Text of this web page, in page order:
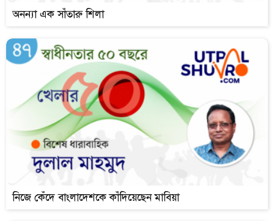
অনন্যা এক সাঁতারু শিলা
নিজে কেঁদে বাংলাদেশকে কাঁদিয়েছেন মাবিয়া